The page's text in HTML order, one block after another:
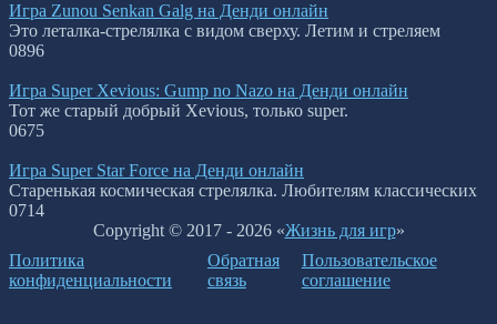
Игра Zunou Senkan Galg на Денди онлайн
Это леталка-стрелялка с видом сверху. Летим и стреляем
0896
Игра Super Xevious: Gump no Nazo на Денди онлайн
Тот же старый добрый Xevious, только super.
0675
Игра Super Star Force на Денди онлайн
Старенькая космическая стрелялка. Любителям классических
0714
Copyright © 2017 - 2026 «Жизнь для игр»
Политика
конфиденциальности
Обратная
связь
Пользовательское
соглашение